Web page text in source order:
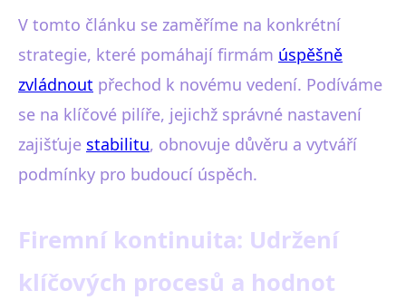
V tomto článku se zaměříme na konkrétní
strategie, které pomáhají firmám úspěšně
zvládnout přechod k novému vedení. Podíváme
se na klíčové pilíře, jejichž správné nastavení
zajišťuje stabilitu, obnovuje důvěru a vytváří
podmínky pro budoucí úspěch.
Firemní kontinuita: Udržení
klíčových procesů a hodnot